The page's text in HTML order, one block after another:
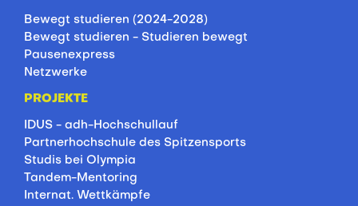
Bewegt studieren (2024-2028)
Bewegt studieren - Studieren bewegt
Pausenexpress
Netzwerke
PROJEKTE
IDUS - adh-Hochschullauf
Partnerhochschule des Spitzensports
Studis bei Olympia
Tandem-Mentoring
Internat. Wettkämpfe